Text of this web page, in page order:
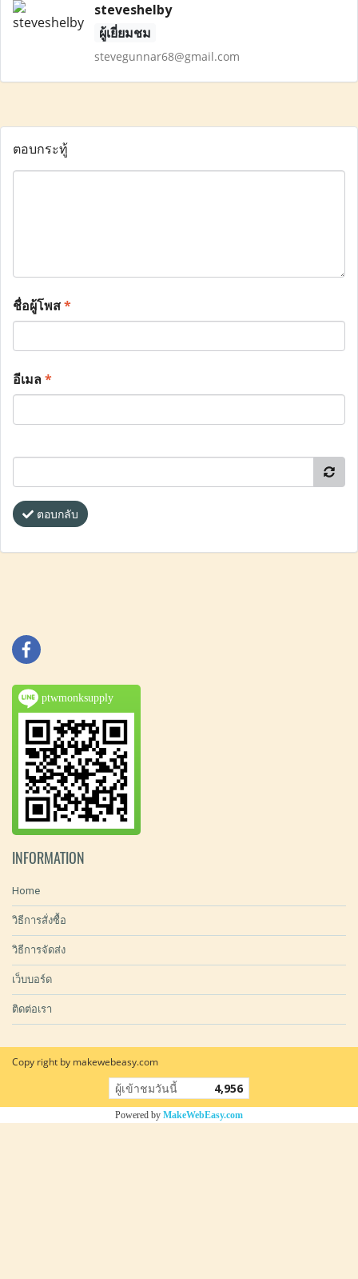
steveshelby
ผู้เยี่ยมชม
stevegunnar68@gmail.com
ตอบกระทู้
ชื่อผู้โพส*
อีเมล*
ตอบกลับ
ptwmonksupply
INFORMATION
Home
วิธีการสั่งซื้อ
วิธีการจัดส่ง
เว็บบอร์ด
ติดต่อเรา
Copy right by makewebeasy.com
ผู้เข้าชมวันนี้ 4,956
Powered by MakeWebEasy.com